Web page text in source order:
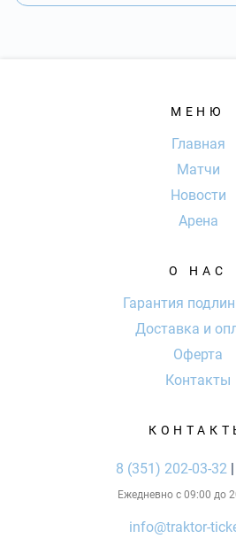
МЕНЮ
Главная
Матчи
Новости
Арена
О НАС
Гарантия
Доставка и
Оферта
Контакты
8 (351) 202-03-32 |
Ежедневно с 09:00 до
info@traktor-